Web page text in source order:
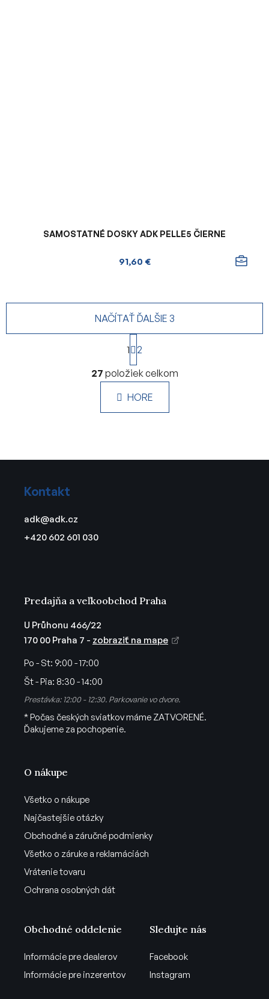
SAMOSTATNÉ DOSKY ADK PELLE5 ČIERNE
91,60 €
O
v
l
á
d
i
s
NAČÍTAŤ ĎALŠIE 3
S
t
r
á
n
k
1
2
27 položiek celkom
HORE
Kontakt
adk@adk.cz
+420 602 601 030
O nákupe
Všetko o nákupe
Najčastejšie otázky
Obchodné a záručné podmienky
Všetko o záruke a reklamáciách
Vrátenie tovaru
Ochrana osobných dát
Predajňa a veľkoobchod Praha
U Průhonu 466/22
170 00 Praha 7 - zobraziť na mape
Po - St: 9:00 - 17:00
Št - Pia: 8:30 - 14:00
Prestávka: 12:00 - 12:30. Parkovanie vo dvore.
* Počas českých sviatkov máme ZATVORENÉ.
Ďakujeme za pochopenie.
Obchodné oddelenie
Informácie pre dealerov
Informácie pre inzerentov
Sledujte nás
Facebook
Instagram